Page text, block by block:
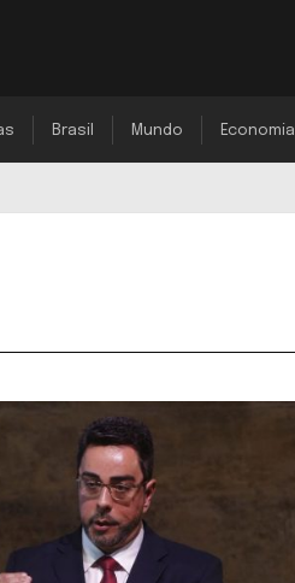
Brasil Mundo Economia